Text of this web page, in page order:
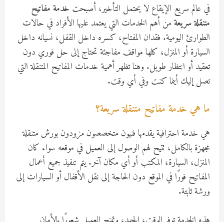
في عالم سريع الإيقاع لا يحتمل التأخير، أصبحت خدمة مفاتيح
متنقلة سريعةمن أهم الخدمات التي يعتمد عليها الأفراد في حالات
الطوارئ اليومية. فقدان المفتاح، كسره داخل القفل، نسيانه داخل
السيارة أو المنزل، كلها مواقف مفاجئة تحتاج إلى حل فوري دون
تعقيد أو انتظار طويل. وهنا تظهر أهمية خدمات المفاتيح المتنقلة التي
تصل إليك أينما كنت وفي أي وقت.
ما هي خدمة مفاتيح متنقلة سريعة؟
هي خدمة احترافية يقدمها فنيون متخصصون مزودون بورش متنقلة
مجهزة بالكامل، تتيح لهم الوصول إلى العميل في موقعه سواء كان
المنزل، السيارة، المكتب أو أي مكان آخر. يتم تنفيذ جميع أعمال
المفاتيح فورًا في الموقع دون الحاجة إلى نقل الأقفال أو السيارات إلى
ورشة ثابتة.